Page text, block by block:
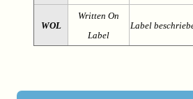
WOL
Written On
Label
Label